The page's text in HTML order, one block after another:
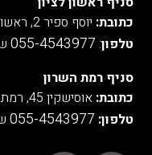
כתובת: יוסף ספיר 2, ראשון לציון
טלפון:
055-4543977
סניף רמת השרון
כתובת:אוסישקין 45, רמת השרון
טלפון: 055-4543977